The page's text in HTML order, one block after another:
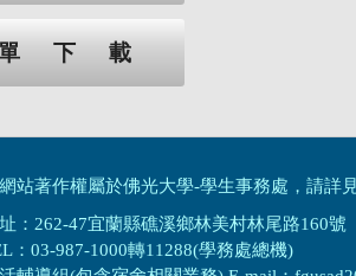
下載
站著作權屬於佛光大學-學生事務處，請詳
：262-47宜蘭縣礁溪鄉林美村林尾路160號
：03-987-1000轉11288(學務處總機)